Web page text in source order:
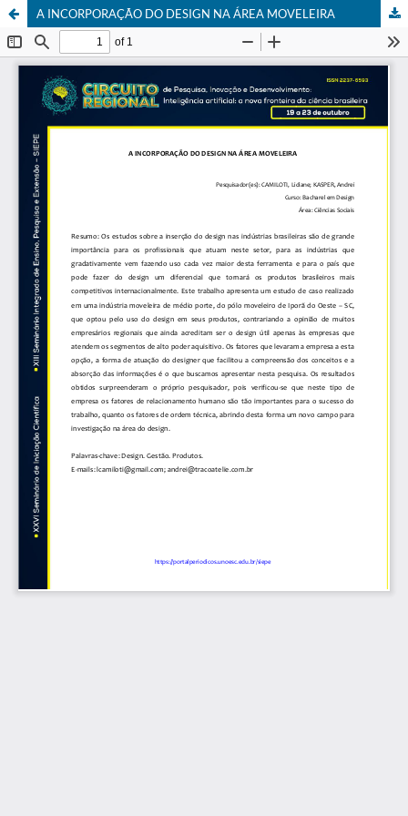
A INCORPORAÇÃO DO DESIGN NA ÁREA MOVELEIRA